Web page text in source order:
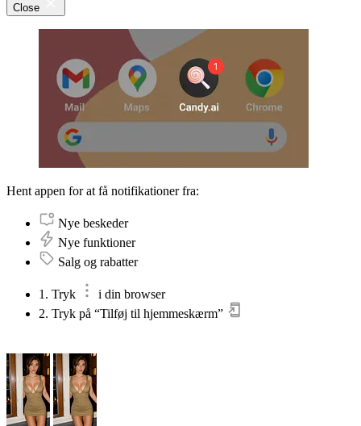
Close
Hent appen for at få notifikationer fra:
Nye beskeder
Nye funktioner
Salg og rabatter
1. Tryk
i din browser
2. Tryk på “Tilføj til hjemmeskærm”